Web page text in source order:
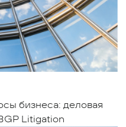
бизнеса: деловая
Litigation